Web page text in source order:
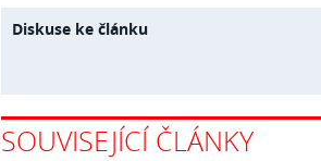
Diskuse ke článku
SOUVISEJÍCÍ ČLÁNKY